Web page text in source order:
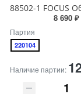
8 690 ₽
Партия
220104
Наличие партии: